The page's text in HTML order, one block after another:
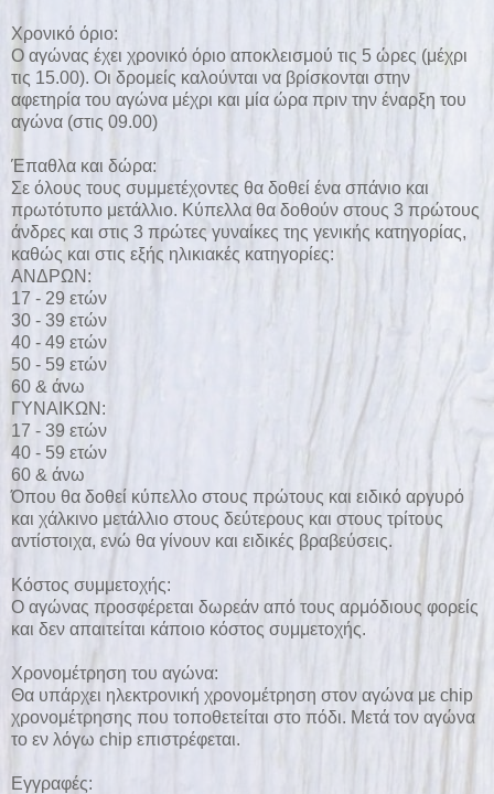
Χρονικό όριο:
O αγώνας έχει χρονικό όριο αποκλεισμού τις 5 ώρες (μέχρι
τις 15.00). Οι δρομείς καλούνται να βρίσκονται στην
αφετηρία του αγώνα μέχρι και μία ώρα πριν την έναρξη του
αγώνα (στις 09.00)
Έπαθλα και δώρα:
Σε όλους τους συμμετέχοντες θα δοθεί ένα σπάνιο και
πρωτότυπο μετάλλιο. Κύπελλα θα δοθούν στους 3 πρώτους
άνδρες και στις 3 πρώτες γυναίκες της γενικής κατηγορίας,
καθώς και στις εξής ηλικιακές κατηγορίες:
ΑΝΔΡΩΝ:
17 - 29 ετών
30 - 39 ετών
40 - 49 ετών
50 - 59 ετών
60 & άνω
ΓΥΝΑΙΚΩΝ:
17 - 39 ετών
40 - 59 ετών
60 & άνω
Όπου θα δοθεί κύπελλο στους πρώτους και ειδικό αργυρό
και χάλκινο μετάλλιο στους δεύτερους και στους τρίτους
αντίστοιχα, ενώ θα γίνουν και ειδικές βραβεύσεις.
Κόστος συμμετοχής:
O αγώνας προσφέρεται δωρεάν από τους αρμόδιους φορείς
και δεν απαιτείται κάποιο κόστος συμμετοχής.
Χρονομέτρηση του αγώνα:
Θα υπάρχει ηλεκτρονική χρονομέτρηση στον αγώνα με chip
χρονομέτρησης που τοποθετείται στο πόδι. Μετά τον αγώνα
το εν λόγω chip επιστρέφεται.
Εγγραφές: